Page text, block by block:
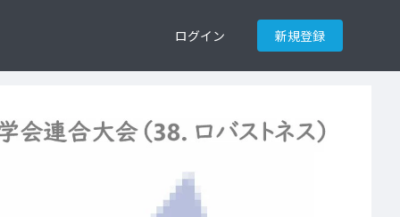
ログイン 新規登録